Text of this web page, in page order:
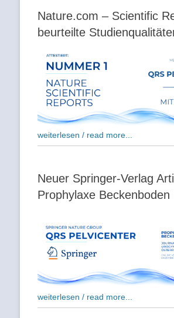
Nature.com – Scientific
beurteilte
weiterlesen / read more...
Neuer Springer-Verlag
Prophylaxe Beckenboden
weiterlesen / read more...